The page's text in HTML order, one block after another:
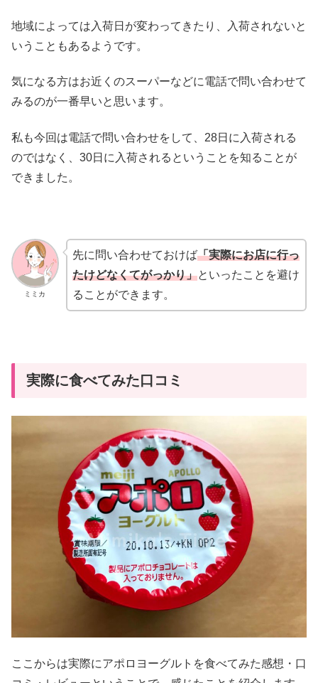
地域によっては入荷日が変わってきたり、入荷されないと
いうこともあるようです。
気になる方はお近くのスーパーなどに電話で問い合わせて
みるのが一番早いと思います。
私も今回は電話で問い合わせをして、28日に入荷される
のではなく、30日に入荷されるということを知ることが
できました。
ミミカ
先に問い合わせておけば「実際にお店に行っ
たけどなくてがっかり」といったことを避け
ることができます。
実際に食べてみた口コミ
ここからは実際にアポロヨーグルトを食べてみた感想・口